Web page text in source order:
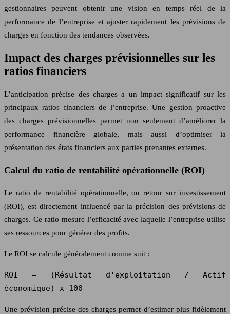
gestionnaires peuvent obtenir une vision en temps réel de la
performance de l’entreprise et ajuster rapidement les prévisions de
charges en fonction des tendances observées.
Impact des charges prévisionnelles sur les
ratios financiers
L’anticipation précise des charges a un impact significatif sur les
principaux ratios financiers de l’entreprise. Une gestion proactive
des charges prévisionnelles permet non seulement d’améliorer la
performance financière globale, mais aussi d’optimiser la
présentation des états financiers aux parties prenantes externes.
Calcul du ratio de rentabilité opérationnelle (ROI)
Le ratio de rentabilité opérationnelle, ou retour sur investissement
(ROI), est directement influencé par la précision des prévisions de
charges. Ce ratio mesure l’efficacité avec laquelle l’entreprise utilise
ses ressources pour générer des profits.
Le ROI se calcule généralement comme suit :
ROI = (Résultat d'exploitation / Actif
économique) x 100
Une prévision précise des charges permet d’estimer plus fidèlement